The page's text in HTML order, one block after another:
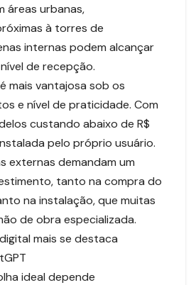
áreas urbanas,
à torres de
internas podem alcançar
de recepção.
mais vantajosa sob os
e nível de praticidade. Com
custando abaixo de R$
pelo próprio usuário.
externas demandam um
tanto na compra do
na instalação, que muitas
de obra especializada.
mais se destaca
ideal depende